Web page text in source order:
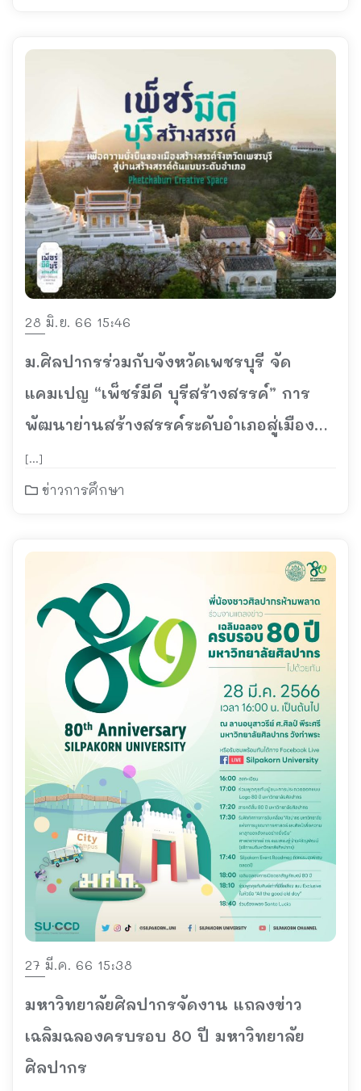
28 มิ.ย. 66 15:46
ม.ศิลปากรร่วมกับจังหวัดเพชรบุรี จัด
แคมเปญ “เพ็ชร์มีดี บุรีสร้างสรรค์” การ
พัฒนาย่านสร้างสรรค์ระดับอำเภอสู่เมือง
สร้างสรรค์ระดับสากล
[…]
ข่าวการศึกษา
27 มี.ค. 66 15:38
มหาวิทยาลัยศิลปากรจัดงาน แถลงข่าว
เฉลิมฉลองครบรอบ 80 ปี มหาวิทยาลัย
ศิลปากร